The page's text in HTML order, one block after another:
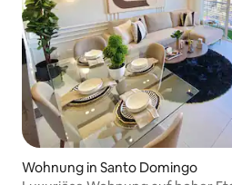
Wohnung in Santo Domingo